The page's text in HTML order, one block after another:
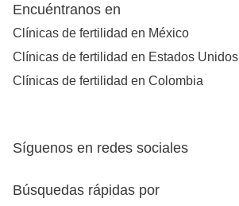
Encuéntranos en
Clínicas de fertilidad en México
Clínicas de fertilidad en Estados Unidos
Clínicas de fertilidad en Colombia
Síguenos en redes sociales
Búsquedas rápidas por